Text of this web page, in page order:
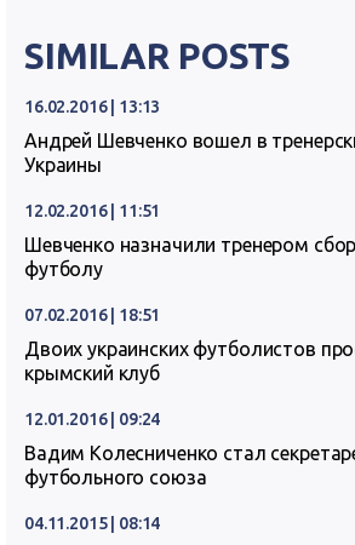
SIMILAR POSTS
16.02.2016 | 13:13
Андрей Шевченко вошел в
Украины
12.02.2016 | 11:51
Шевченко назначили тренером
футболу
07.02.2016 | 18:51
Двоих украинских футболистов
крымский клуб
12.01.2016 | 09:24
Вадим Колесниченко стал
футбольного союза
04.11.2015 | 08:14